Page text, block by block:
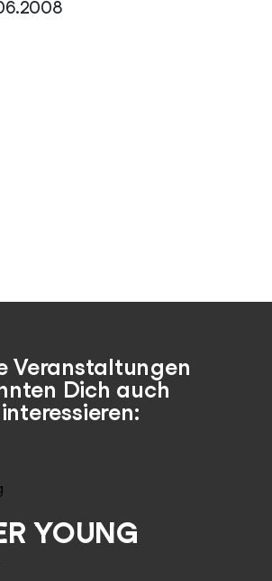
Veranstaltungen
Dich auch
interessieren:
YOUNG